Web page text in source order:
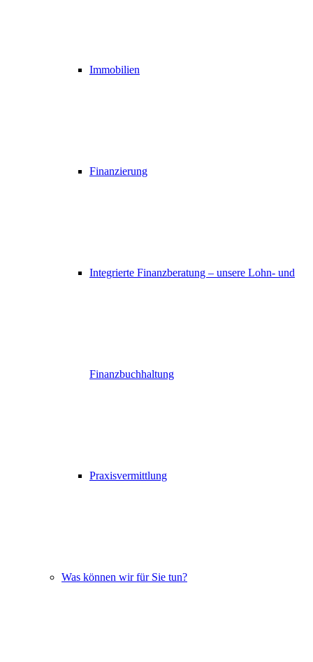
Immobilien
Finanzierung
Integrierte Finanzberatung – unsere Lohn- und
Finanzbuchhaltung
Praxisvermittlung
Was können wir für Sie tun?